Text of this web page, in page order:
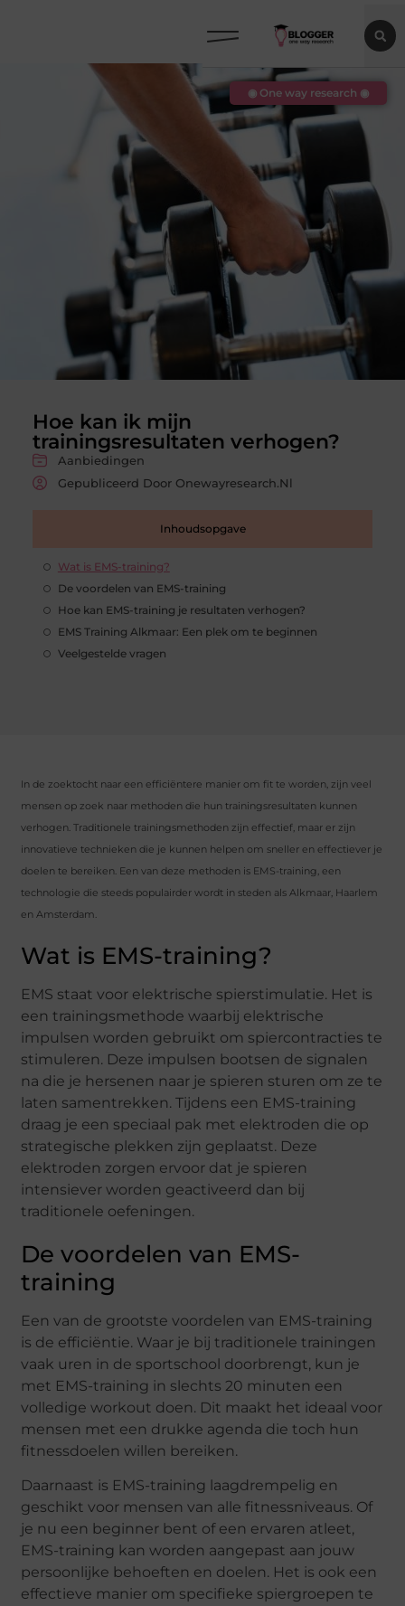
Hoe kan ik mijn
trainingsresultaten verhogen?
Aanbiedingen
Gepubliceerd Door Onewayresearch.nl
Inhoudsopgave
Wat is EMS-training?
De voordelen van EMS-training
Hoe kan EMS-training je resultaten verhogen?
EMS Training Alkmaar: Een plek om te beginnen
Veelgestelde vragen
◉ One way research ◉
In de zoektocht naar een efficiëntere manier om fit te worden, zijn veel
mensen op zoek naar methoden die hun trainingsresultaten kunnen
verhogen. Traditionele trainingsmethoden zijn effectief, maar er zijn
innovatieve technieken die je kunnen helpen om sneller en effectiever je
doelen te bereiken. Een van deze methoden is EMS-training, een
technologie die steeds populairder wordt in steden als Alkmaar, Haarlem
en Amsterdam.
Wat is EMS-training?
EMS staat voor elektrische spierstimulatie. Het is
een trainingsmethode waarbij elektrische
impulsen worden gebruikt om spiercontracties te
stimuleren. Deze impulsen bootsen de signalen
na die je hersenen naar je spieren sturen om ze te
laten samentrekken. Tijdens een EMS-training
draag je een speciaal pak met elektroden die op
strategische plekken zijn geplaatst. Deze
elektroden zorgen ervoor dat je spieren
intensiever worden geactiveerd dan bij
traditionele oefeningen.
De voordelen van EMS-
training
Een van de grootste voordelen van EMS-training
is de efficiëntie. Waar je bij traditionele trainingen
vaak uren in de sportschool doorbrengt, kun je
met EMS-training in slechts 20 minuten een
volledige workout doen. Dit maakt het ideaal voor
mensen met een drukke agenda die toch hun
fitnessdoelen willen bereiken.
Daarnaast is EMS-training laagdrempelig en
geschikt voor mensen van alle fitnessniveaus. Of
je nu een beginner bent of een ervaren atleet,
EMS-training kan worden aangepast aan jouw
persoonlijke behoeften en doelen. Het is ook een
effectieve manier om specifieke spiergroepen te